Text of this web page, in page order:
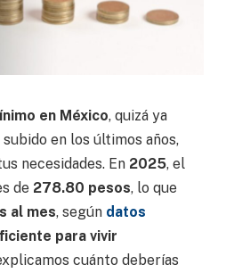
en México, quizá ya
en los últimos años,
necesidades. En 2025, el
de 278.80 pesos, lo que
al mes, según datos
para vivir
cuánto deberías